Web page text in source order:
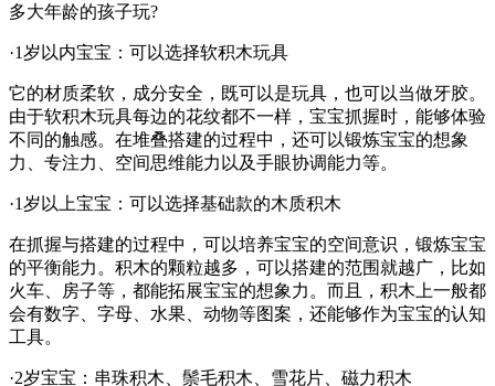
多大年龄的孩子玩?
·1岁以内宝宝：可以选择软积木玩具
它的材质柔软，成分安全，既可以是玩具，也可以当做牙胶。
由于软积木玩具每边的花纹都不一样，宝宝抓握时，能够体验
不同的触感。在堆叠搭建的过程中，还可以锻炼宝宝的想象
力、专注力、空间思维能力以及手眼协调能力等。
·1岁以上宝宝：可以选择基础款的木质积木
在抓握与搭建的过程中，可以培养宝宝的空间意识，锻炼宝宝
的平衡能力。积木的颗粒越多，可以搭建的范围就越广，比如
火车、房子等，都能拓展宝宝的想象力。而且，积木上一般都
会有数字、字母、水果、动物等图案，还能够作为宝宝的认知
工具。
·2岁宝宝：串珠积木、鬃毛积木、雪花片、磁力积木